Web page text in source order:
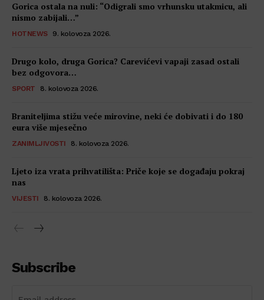
Gorica ostala na nuli: “Odigrali smo vrhunsku utakmicu, ali
nismo zabijali…”
HOTNEWS 9. kolovoza 2026.
Drugo kolo, druga Gorica? Carevićevi vapaji zasad ostali
bez odgovora…
SPORT 8. kolovoza 2026.
Braniteljima stižu veće mirovine, neki će dobivati i do 180
eura više mjesečno
ZANIMLJIVOSTI 8. kolovoza 2026.
Ljeto iza vrata prihvatilišta: Priče koje se događaju pokraj
nas
VIJESTI 8. kolovoza 2026.
Subscribe